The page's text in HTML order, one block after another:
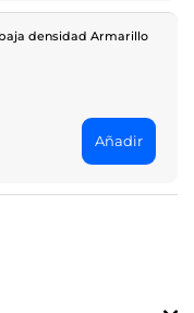
densidad Armarillo
Añadir